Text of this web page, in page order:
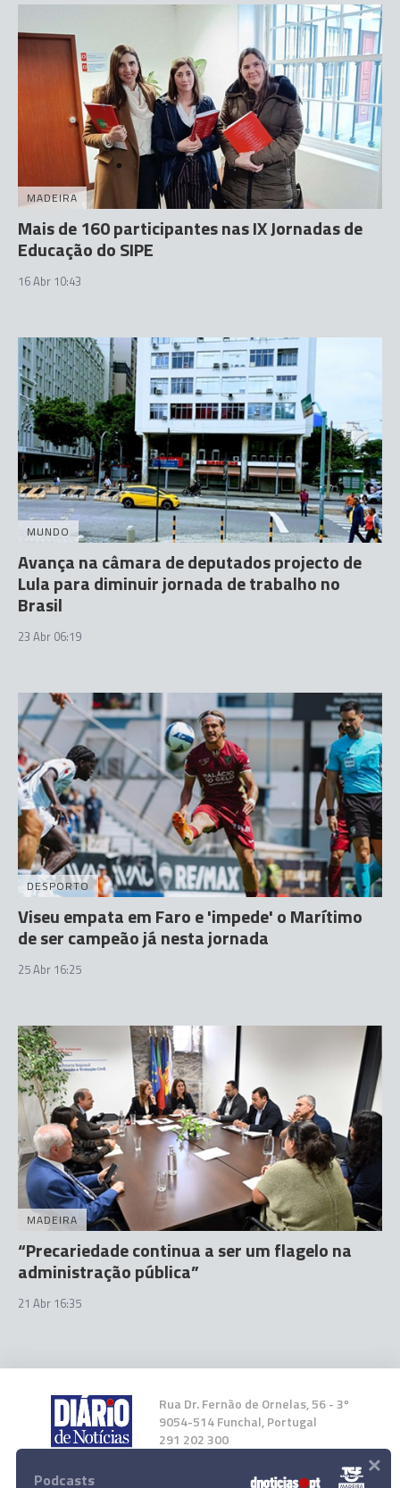
MADEIRA
Mais de 160 participantes nas IX Jornadas de
Educação do SIPE
16 Abr 10:43
MUNDO
Avança na câmara de deputados projecto de
Lula para diminuir jornada de trabalho no
Brasil
23 Abr 06:19
DESPORTO
Viseu empata em Faro e 'impede' o Marítimo
de ser campeão já nesta jornada
25 Abr 16:25
MADEIRA
“Precariedade continua a ser um flagelo na
administração pública”
21 Abr 16:35
Rua Dr. Fernão de Ornelas, 56 - 3º
9054-514 Funchal, Portugal
291 202 300
Instale a nossa App
Podcasts ×